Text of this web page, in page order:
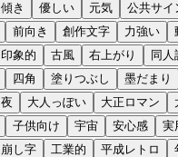
傾き 優しい 元気 公共サイ
前向き 創作文字 力強い
印象的 古風 右上がり 同人
四角 塗りつぶし 墨だまり
夜 大人っぽい 大正ロマン
子供向け 宇宙 安心感 実
崩し字 工業的 平成レトロ